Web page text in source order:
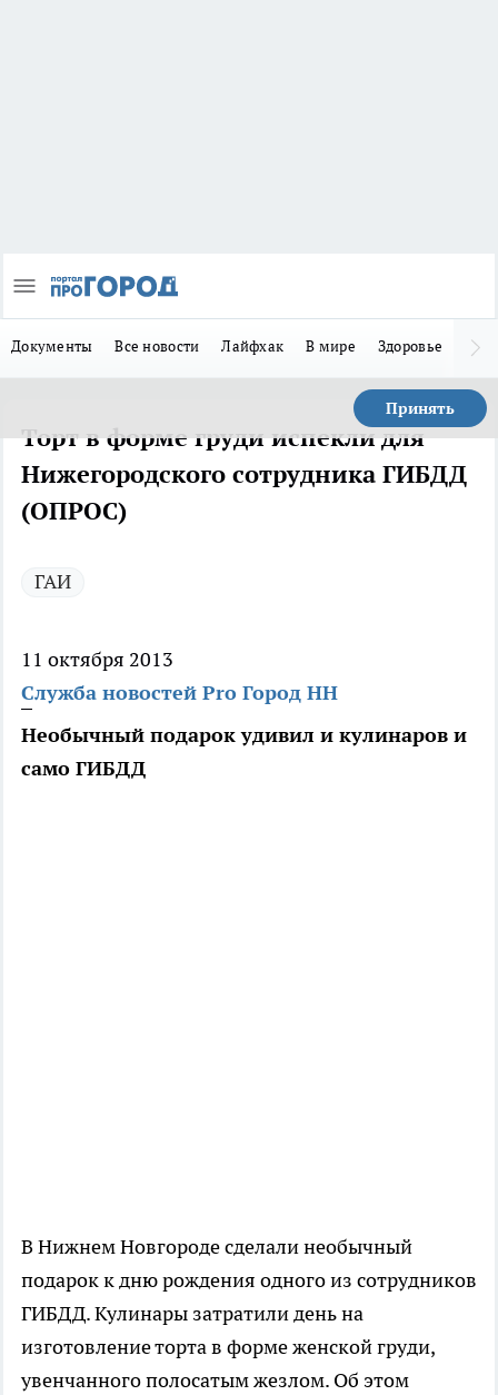
Документы Все новости Лайфхак В мире Здоровье
Принять
Торт в форме груди испекли для
Нижегородского сотрудника ГИБДД
(ОПРОС)
ГАИ
11 октября 2013
Служба новостей Pro Город НН
Необычный подарок удивил и кулинаров и
само ГИБДД
В Нижнем Новгороде сделали необычный
подарок к дню рождения одного из сотрудников
ГИБДД. Кулинары затратили день на
изготовление торта в форме женской груди,
увенчанного полосатым жезлом. Об этом